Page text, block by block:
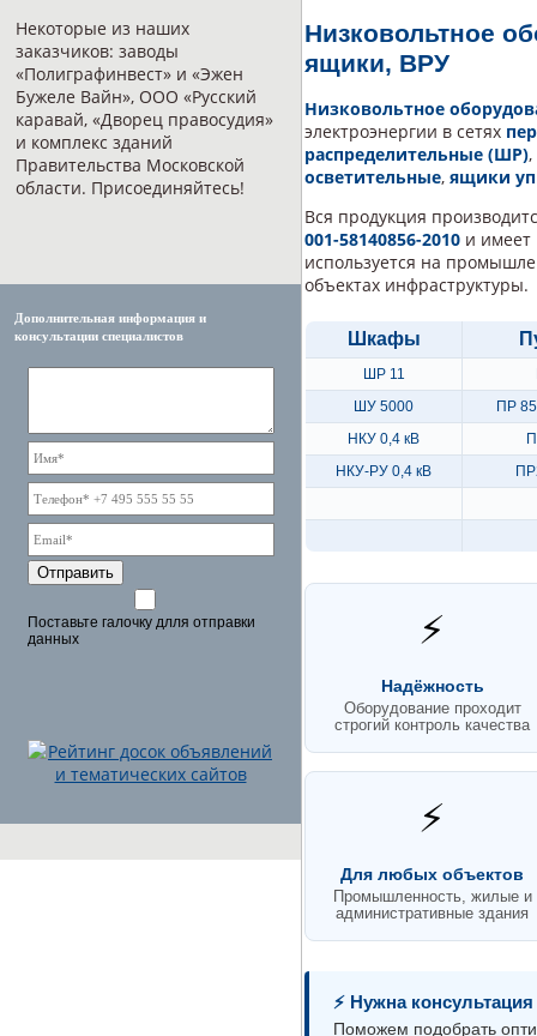
Некоторые из наших
заказчиков: заводы
«Полиграфинвест» и «Эжен
Бужеле Вайн», ООО «Русский
каравай, «Дворец правосудия»
и комплекс зданий
Правительства Московской
области. Присоединяйтесь!
Дополнительная информация и
консультации специалистов
Отправить
Поставьте галочку длля отправки
данных
Низковольтное
ящики, ВРУ
Низковольтное
электроэнергии в сетях
распределительные (ШР),
осветительные, ящики
Вся продукция
001-58140856-2010 и имеет
используется на
объектах инфраструктуры.
Шкафы
ШР 11
ШУ 5000
ПР
НКУ 0,4 кВ
НКУ-РУ 0,4 кВ
⚡
Надёжность
Оборудование проходит
строгий контроль качества
⚡
Для любых объектов
Промышленность, жилые и
административные здания
⚡ Нужна
Поможем подобрать